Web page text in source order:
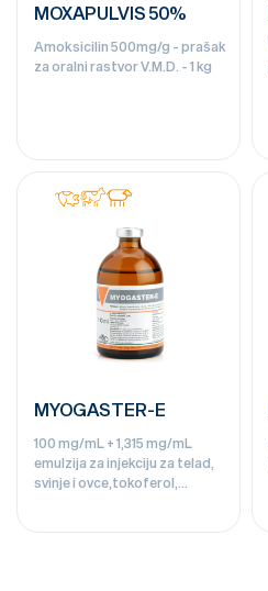
MOXAPULVIS 50%
Amoksicilin 500mg/g - prašak
za oralni rastvor V.M.D. - 1 kg
MYOGASTER-E
100 mg/mL + 1,315 mg/mL
emulzija za injekciju za telad,
svinje i ovce,tokoferol,